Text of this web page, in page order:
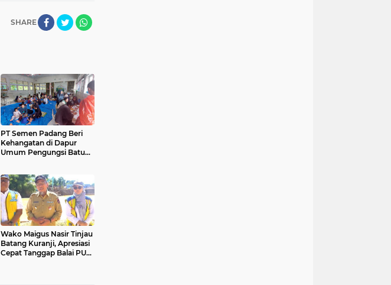
SHARE
PT Semen Padang Beri
Kehangatan di Dapur
Umum Pengungsi Batu
Wako Maigus Nasir Tinjau
Batang Kuranji, Apresiasi
Cepat Tanggap Balai PU